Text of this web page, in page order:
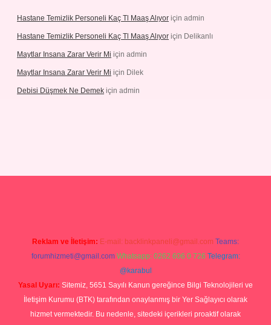
Hastane Temizlik Personeli Kaç Tl Maaş Alıyor için admin
Hastane Temizlik Personeli Kaç Tl Maaş Alıyor için Delikanlı
Maytlar Insana Zarar Verir Mi için admin
Maytlar Insana Zarar Verir Mi için Dilek
Debisi Düşmek Ne Demek için admin
Reklam ve İletişim: E-mail: backlinkpaneli@gmail.com Teams:
forumhizmeti@gmail.com Whatsapp: 0262 606 0 726 Telegram:
@karabul
Yasal Uyarı: Sitemiz, 5651 Sayılı Kanun gereğince Bilgi Teknolojileri ve
İletişim Kurumu (BTK) tarafından onaylanmış bir Yer Sağlayıcı olarak
hizmet vermektedir. Bu nedenle, sitedeki içerikleri proaktif olarak